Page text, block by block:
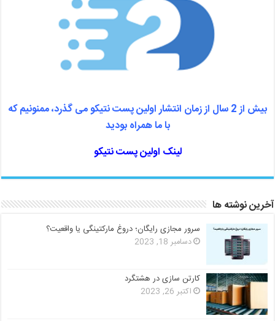
بیش از 2 سال از زمان انتشار اولین پست نتیکو می گذرد، ممنونیم که
با ما همراه بودید
لینک اولین پست نتیکو
آخرین نوشته ها
سرور مجازی رایگان؛ دروغ مارکتینگی یا واقعیت؟
دسامبر 18, 2023
کارتن سازی در هشتگرد
اکتبر 26, 2023